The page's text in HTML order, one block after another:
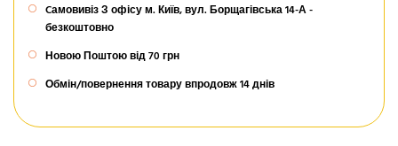
Cамовивіз З офісу м. Київ, вул. Борщагівська 14-А -
безкоштовно
Новою Поштою від 70 грн
Обмін/повернення товару впродовж 14 днів